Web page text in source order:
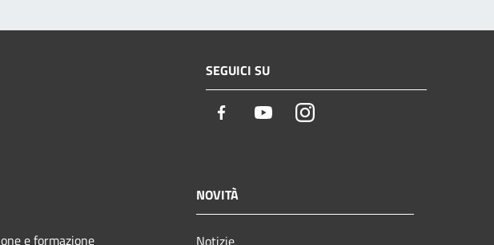
SEGUICI SU
Facebook YoutubeInstagram
e formazione
NOVITÀ